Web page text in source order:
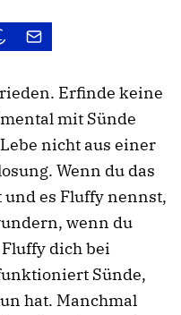
Erfinde keine
mit Sünde
nicht aus einer
Wenn du das
es Fluffy nennst,
wenn du
dich bei
Sünde,
hat. Manchmal